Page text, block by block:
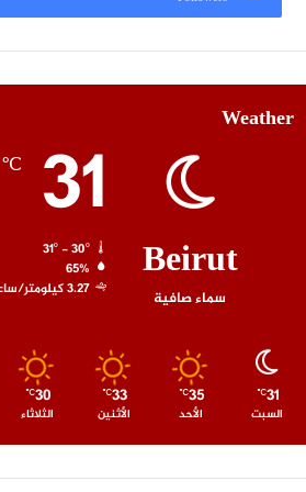
Weather
Beirut
سماء صافية
31
℃
31º - 30º
65%
3.27 كيلومتر/ساعة
31
℃
السبت
35
℃
الأحد
33
℃
الأثنين
30
℃
الثلاثاء